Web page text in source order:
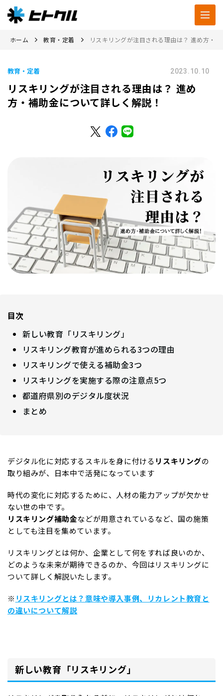
ホーム 教育・定着 リスキリングが注目される理由は？ 進め方・
教育・定着 2023.10.10
リスキリングが注目される理由は？ 進め
方・補助金について詳しく解説！
目次
新しい教育「リスキリング」
リスキリング教育が進められる3つの理由
リスキリングで使える補助金3つ
リスキリングを実施する際の注意点5つ
都道府県別のデジタル度状況
まとめ
デジタル化に対応するスキルを身に付ける リスキリングの
取り組みが、日本中で活発になっています
時代の変化に対応するために、人材の能力アップが欠かせ
ない世の中です。
リスキリング補助金などが用意されているなど、国の施策
としても注目を集めています。
リスキリングとは何か、企業として何をすれば良いのか、
どのような未来が期待できるのか、今回はリスキリングに
ついて詳しく解説いたします。
※ リスキリングとは？意味や導入事例、リカレント教育と
の違いについて解説
新しい教育「リスキリング」